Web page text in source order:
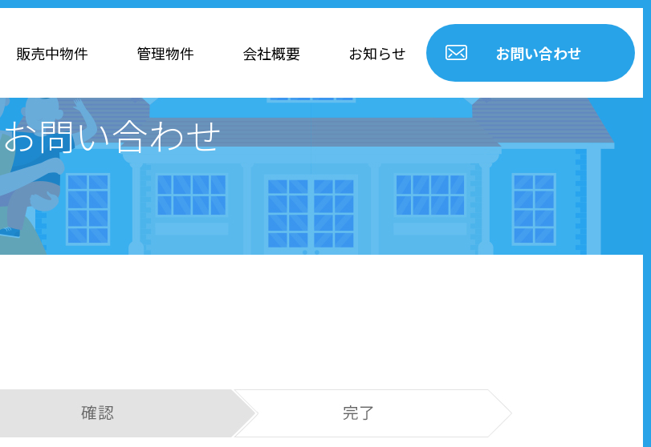
販売中物件 管理物件 会社概要 お知らせ お問い合わせ
お問い合わせ